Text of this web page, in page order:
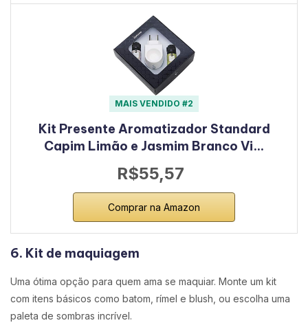
MAIS VENDIDO #2
Kit Presente Aromatizador Standard
Capim Limão e Jasmim Branco Vi…
R$55,57
Comprar na Amazon
6. Kit de maquiagem
Uma ótima opção para quem ama se maquiar. Monte um kit
com itens básicos como batom, rímel e blush, ou escolha uma
paleta de sombras incrível.